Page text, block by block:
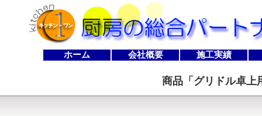
ホーム 会社概要 施工実績
商品「 グリドル卓上